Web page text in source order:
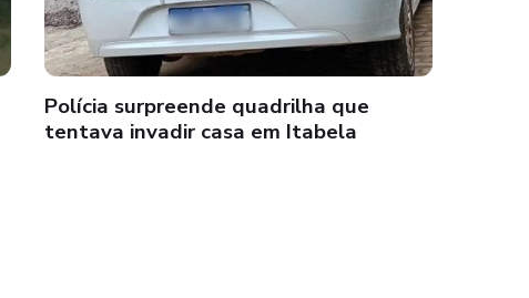
Polícia surpreende quadrilha que
tentava invadir casa em Itabela